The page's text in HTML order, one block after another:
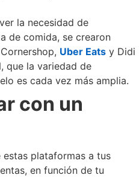
la necesidad de
de comida, se crearon
Uber Eats y Didi
que la variedad de
es cada vez más amplia.
con un
estas plataformas a tus
en función de tu